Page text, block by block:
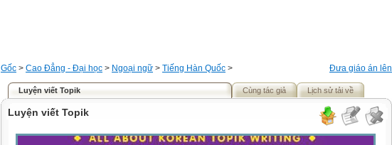
Đưa giáo án lên
Gốc > Cao Đẳng - Đại học > Ngoại ngữ > Tiếng Hàn Quốc >
Luyện viết Topik Cùng tác giả Lịch sử tải về
Luyện viết Topik